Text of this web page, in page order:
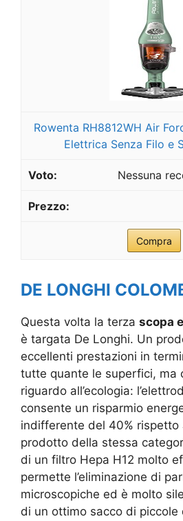
Rowenta RH8812WH Air
Elettrica Senza Filo e
Nessuna
Compra
DE LONGHI
Questa volta la terza scopa
è targata De Longhi. Un
eccellenti prestazioni in
tutte quante le superfici, ma
riguardo all’ecologia:
consente un risparmio
indifferente del 40% rispetto
prodotto della stessa
di un filtro Hepa H12 molto
permette l’eliminazione di
microscopiche ed è molto
di un ottimo sacco di piccole